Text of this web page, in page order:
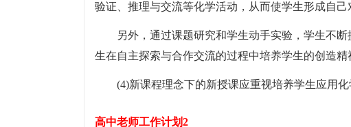
验证、推理与交流等化学活动，从而使学生形成自己
另外，通过课题研究和学生动手实验，学生不
生在自主探索与合作交流的过程中培养学生的创造精
(4)新课程理念下的新授课应重视培养学生应用化
高中老师工作计划2